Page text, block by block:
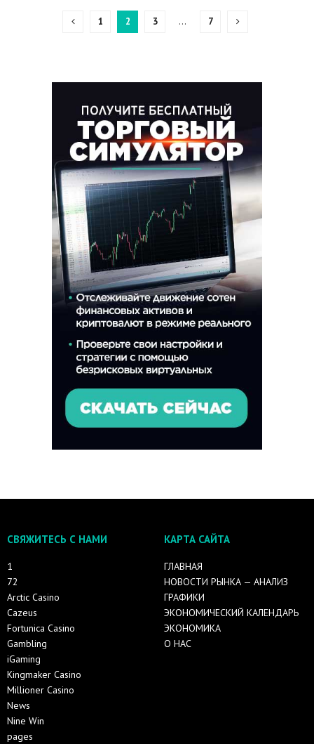
1 2 3 … 7
СВЯЖИТЕСЬ С НАМИ
1
72
Arctic Casino
Cazeus
Fortunica Casino
Gambling
iGaming
Kingmaker Casino
Millioner Casino
News
Nine Win
pages
КАРТА САЙТА
ГЛАВНАЯ
НОВОСТИ РЫНКА — АНАЛИЗ
ГРАФИКИ
ЭКОНОМИЧЕСКИЙ КАЛЕНДАРЬ
ЭКОНОМИКА
О НАС